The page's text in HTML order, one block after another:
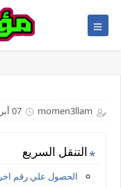
momen3llam 07 أبريل 2021
التنقل السريع
الحصول علي رقم اخر